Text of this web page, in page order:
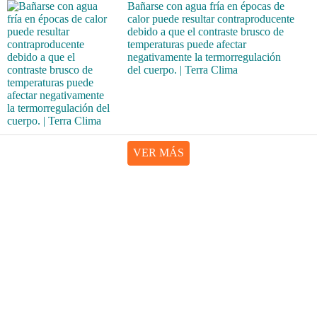
Bañarse con agua fría en épocas de
calor puede resultar contraproducente
debido a que el contraste brusco de
temperaturas puede afectar
negativamente la termorregulación
del cuerpo. | Terra Clima
VER MÁS